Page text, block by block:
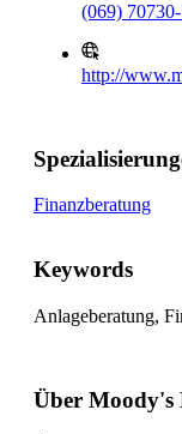
(069)
http://
Finanzberatung
Keywords
Anlageberatung,
Über Moody's